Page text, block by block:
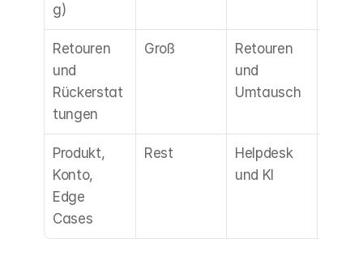
g)
Retouren
und
Rückerstat
tungen
Groß
Retouren
und
Umtausch
Produkt,
Konto,
Edge
Cases
Rest
Helpdesk
und KI